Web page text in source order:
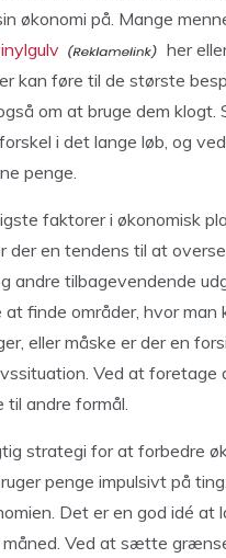
økonomi på. Mange
her
kan føre til de største
om at bruge dem
i det lange løb, og
penge.
faktorer i økonomisk
der en tendens til at
andre tilbagevendende
at finde områder, hvor
eller måske er der en
Ved at foretage
til andre formål.
strategi for at forbedre
penge impulsivt på
Det er en god idé at
Ved at sætte